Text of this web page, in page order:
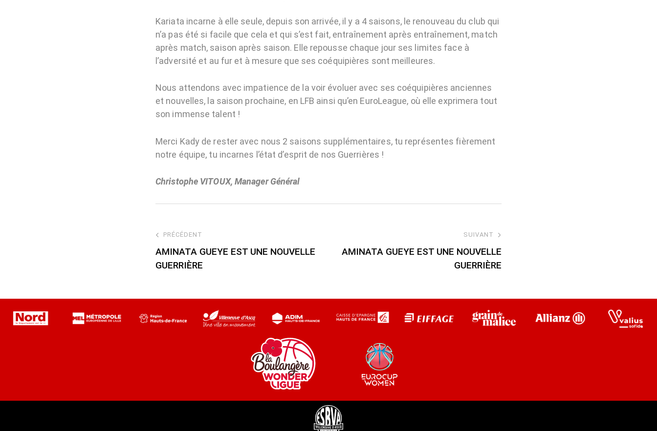
Kariata incarne à elle seule, depuis son arrivée, il y a 4 saisons, le renouveau du club qui
n’a pas été si facile que cela et qui s’est fait, entraînement après entraînement, match
après match, saison après saison. Elle repousse chaque jour ses limites face à
l’adversité et au fur et à mesure que ses coéquipières sont meilleures.
Nous attendons avec impatience de la voir évoluer avec ses coéquipières anciennes
et nouvelles, la saison prochaine, en LFB ainsi qu’en EuroLeague, où elle exprimera tout
son immense talent !
Merci Kady de rester avec nous 2 saisons supplémentaires, tu représentes fièrement
notre équipe, tu incarnes l’état d’esprit de nos Guerrières !
Christophe VITOUX, Manager Général
PRÉCÉDENT
AMINATA GUEYE EST UNE NOUVELLE
GUERRIÈRE
SUIVANT
AMINATA GUEYE EST UNE NOUVELLE
GUERRIÈRE